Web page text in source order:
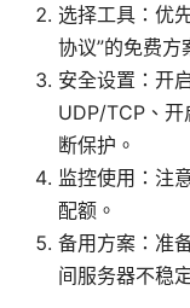
选择工具：优
协议”的免费方
安全设置：开
UDP/TCP、
断保护。
监控使用：注
配额。
备用方案：准
间服务器不稳